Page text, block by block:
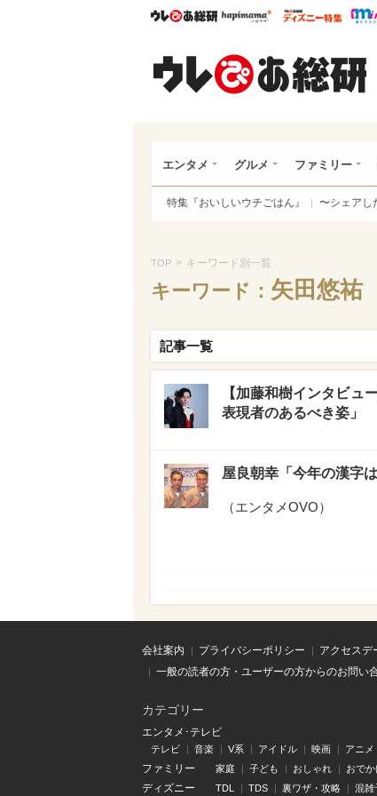
ウレぴあ総研ハピママ* ウ
エンタメ グルメ ファミリー
特集『おいしいウチごはん』 〜シェアし
TOP > キーワード別一覧
キーワード： 矢田悠祐
記事一覧
【加藤和樹インタビュ
表現者のあるべき姿」
屋良朝幸「今年の漢字
（エンタメOVO）
会社案内 プライバシーポリシー アクセスデ
一般の読者の方・ユーザーの方からのお問い
カテゴリー
エンタメ･テレビ
テレビ 音楽 V系 アイドル 映画 アニメ
ファミリー 家庭 子ども おしゃれ おで
ディズニー TDL TDS 裏ワザ・攻略 混雑